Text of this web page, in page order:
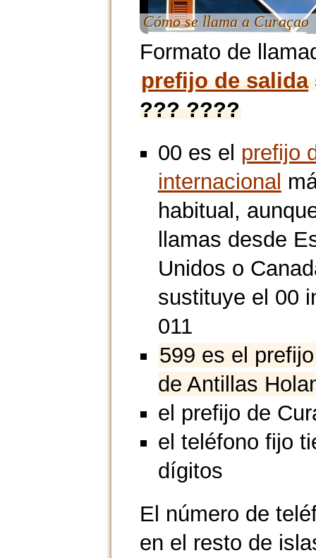
Cómo se llama a Curaçao
Formato de
prefijo de salida
??? ????
00 es el prefijo
internacional
habitual,
llamas desde
Unidos o
sustituye el 00
011
599 es el
de Antillas
el prefijo de
el teléfono fijo
dígitos
El número de
en el resto de